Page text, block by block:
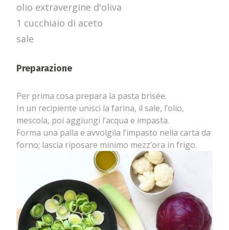
olio extravergine d'oliva
1 cucchiaio di aceto
sale
Preparazione
Per prima cosa prepara la pasta brisée.
In un recipiente unisci la farina, il sale, l’olio,
mescola, poi aggiungi l’acqua e impasta.
Forma una palla e avvolgila l’impasto nella carta da
forno; lascia riposare minimo mezz’ora in frigo.